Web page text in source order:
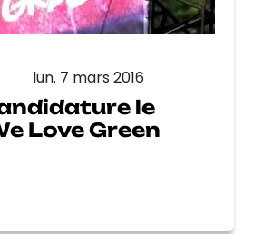
lun. 7 mars 2016
le
Love Green